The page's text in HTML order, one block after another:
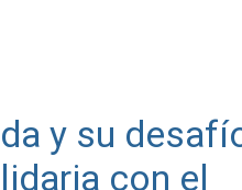
y su
con el